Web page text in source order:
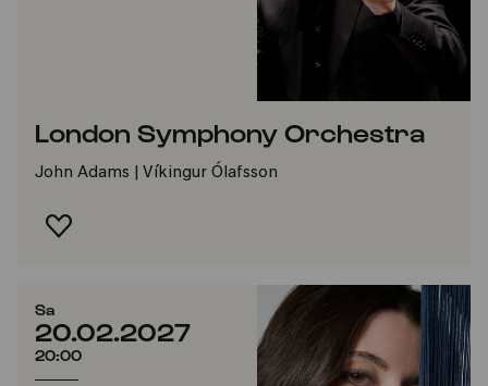
London Symphony Orchestra
John Adams | Víkingur Ólafsson
FAVORIT HINZUFÜGEN
Sa
20.02.2027
20:00